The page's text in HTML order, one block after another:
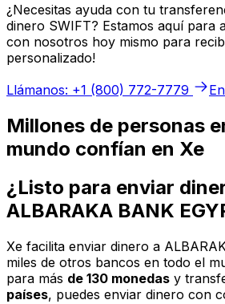
¿Necesitas ayuda con tu
dinero SWIFT? Estamos aquí para
con nosotros hoy mismo para
personalizado!
Llámanos: +1 (800) 772-7779
Millones de personas
mundo confían en Xe
¿Listo para enviar
ALBARAKA BANK
Xe facilita enviar dinero a
miles de otros bancos en todo el
para más de 130 monedas y
países, puedes enviar dinero con